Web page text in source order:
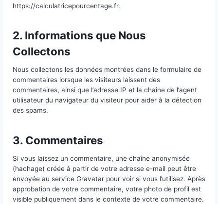
1. Qui Nous Sommes
L’adresse de notre site Web est :
https://calculatricepourcentage.fr
2. Informations que Nous
Collectons
commentaires lorsque les visiteurs laissent des
utilisateur du navigateur du visiteur pour aider à la
des spams.